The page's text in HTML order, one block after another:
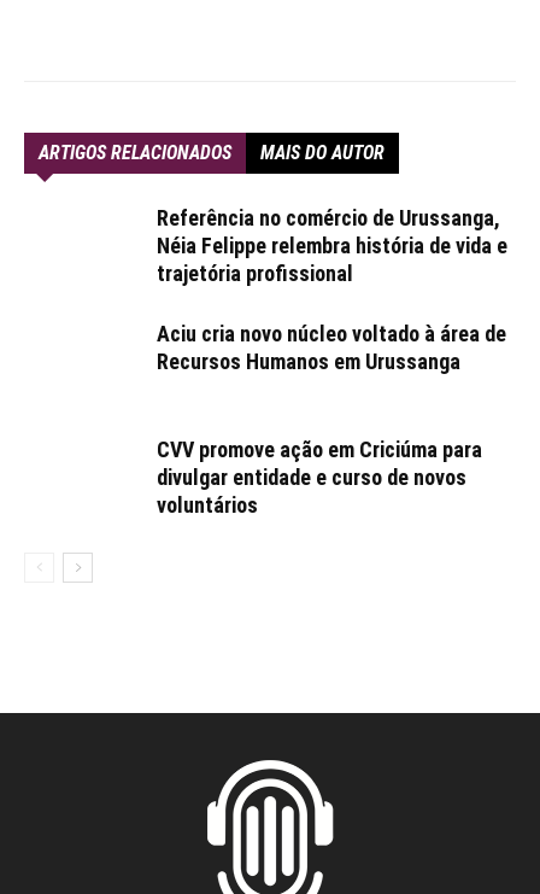
ARTIGOS RELACIONADOS MAIS DO AUTOR
Referência no comércio de Urussanga,
Néia Felippe relembra história de vida e
trajetória profissional
Aciu cria novo núcleo voltado à área de
Recursos Humanos em Urussanga
CVV promove ação em Criciúma para
divulgar entidade e curso de novos
voluntários